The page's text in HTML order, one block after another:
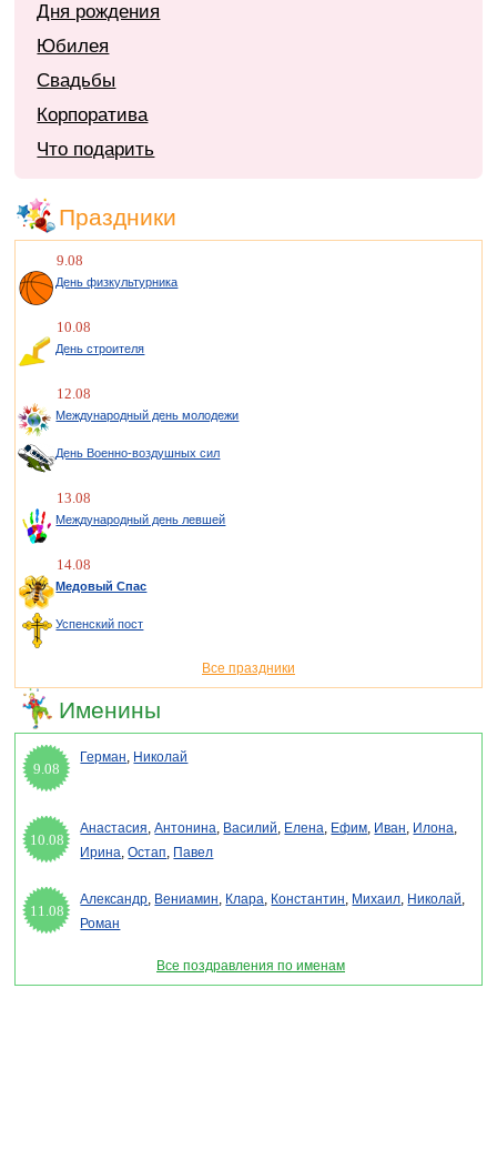
Дня рождения
Юбилея
Свадьбы
Корпоратива
Что подарить
Праздники
9.08
День физкультурника
10.08
День строителя
12.08
Международный день молодежи
День Военно-воздушных сил
13.08
Международный день левшей
14.08
Медовый Спас
Успенский пост
Все праздники
Именины
9.08
Герман, Николай
10.08
Анастасия,Антонина, Василий, Елена, Ефим, Иван, Илона,
Ирина,Остап, Павел
11.08
Александр, Вениамин, Клара, Константин, Михаил, Николай,
Роман
Все поздравления по именам